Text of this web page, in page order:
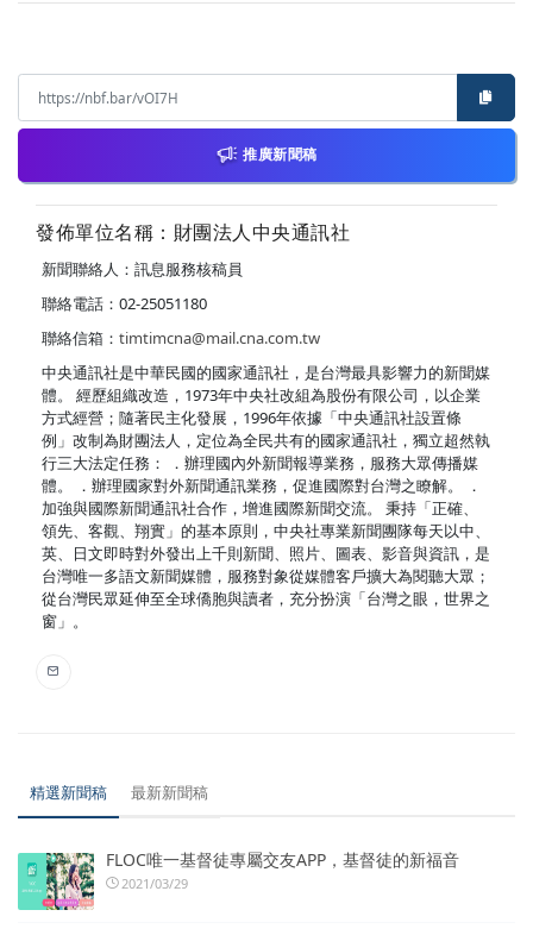
推廣新聞稿
發佈單位名稱：財團法人中央通訊社
新聞聯絡人：訊息服務核稿員
聯絡電話：02-25051180
聯絡信箱： timtimcna@mail.cna.com.tw
中央通訊社是中華民國的國家通訊社，是台灣最具影響力的新聞媒
體。 經歷組織改造，1973年中央社改組為股份有限公司，以企業
方式經營；隨著民主化發展，1996年依據「中央通訊社設置條
例」改制為財團法人，定位為全民共有的國家通訊社，獨立超然執
行三大法定任務： ．辦理國內外新聞報導業務，服務大眾傳播媒
體。 ．辦理國家對外新聞通訊業務，促進國際對台灣之瞭解。 ．
加強與國際新聞通訊社合作，增進國際新聞交流。 秉持「正確、
領先、客觀、翔實」的基本原則，中央社專業新聞團隊每天以中、
英、日文即時對外發出上千則新聞、照片、圖表、影音與資訊，是
台灣唯一多語文新聞媒體，服務對象從媒體客戶擴大為閱聽大眾；
從台灣民眾延伸至全球僑胞與讀者，充分扮演「台灣之眼，世界之
窗」。
精選新聞稿 最新新聞稿
FLOC唯一基督徒專屬交友APP，基督徒的新福音
2021/03/29